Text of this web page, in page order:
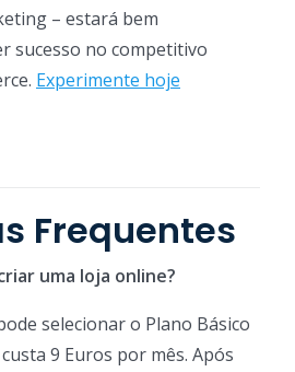
– estará bem
sucesso no competitivo
Experimente hoje
Frequentes
uma loja online?
selecionar o Plano Básico
9 Euros por mês. Após